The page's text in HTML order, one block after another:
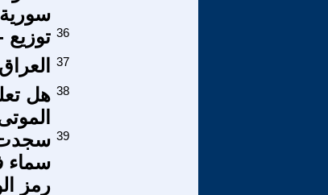
سورية
توزيع 36
37
هل 38
سجدت
سماء
رمز
39